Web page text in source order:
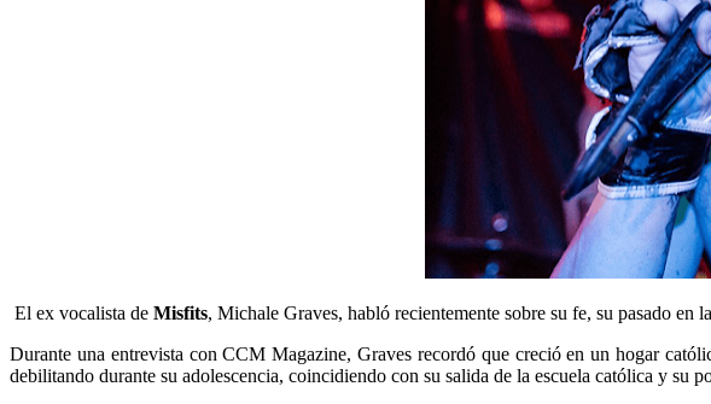
El ex vocalista de Misfits, Michale Graves, habló recientemente sobre su fe, su pasado
Durante una entrevista con CCM Magazine, Graves recordó que creció en un hogar
debilitando durante su adolescencia, coincidiendo con su salida de la escuela católica y su